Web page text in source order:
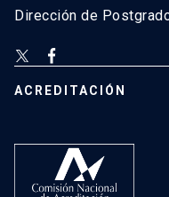
Dirección de
ACREDITACIÓN